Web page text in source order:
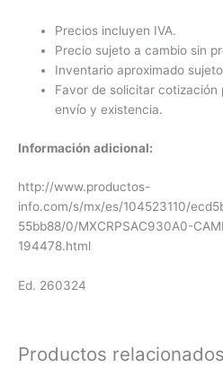
Precios incluyen IVA.
Precio sujeto a cambio sin
Inventario aproximado
Favor de solicitar
envío y existencia.
Información adicional:
http://www.productos-
info.com/s/mx/es/104523110/
55bb88/0/MXCRPSAC930A0-
194478.html
Ed. 260324
Productos relacionados